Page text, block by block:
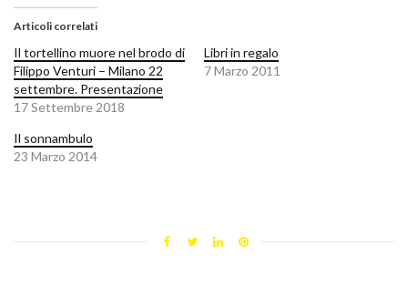
Articoli correlati
Il tortellino muore nel brodo di
Filippo Venturi – Milano 22
settembre. Presentazione
17 Settembre 2018
Libri in regalo
7 Marzo 2011
Il sonnambulo
23 Marzo 2014